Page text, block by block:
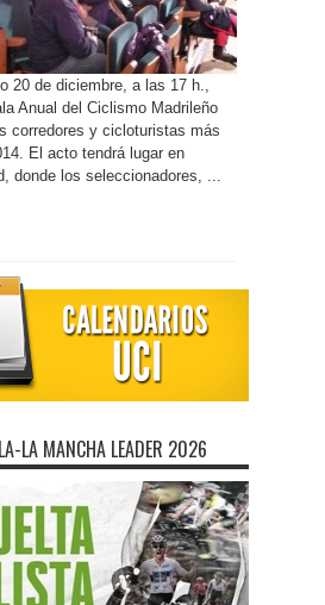
20 de diciembre, a las 17 h.,
Anual del Ciclismo Madrileño
corredores y cicloturistas más
El acto tendrá lugar en
donde los seleccionadores, ...
LA MANCHA LEADER 2026